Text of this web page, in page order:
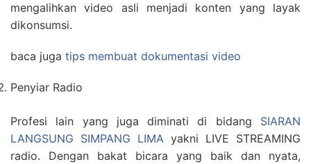
mengalihkan video asli menjadi konten yang layak
dikonsumsi.
baca juga tips membuat dokumentasi video
Penyiar Radio
Profesi lain yang juga diminati di bidang SIARAN
LANGSUNG SIMPANG LIMA yakni LIVE STREAMING
radio. Dengan bakat bicara yang baik dan nyata,